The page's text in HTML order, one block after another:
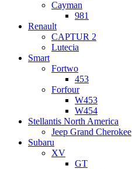
Cayman
981
Renault
CAPTUR 2
Lutecia
Smart
Fortwo
453
Forfour
W453
W454
Stellantis North America
Jeep Grand Cherokee
Subaru
XV
GT